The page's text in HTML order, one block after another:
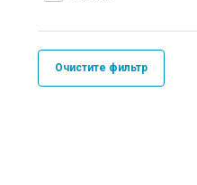
Очистите фильтр